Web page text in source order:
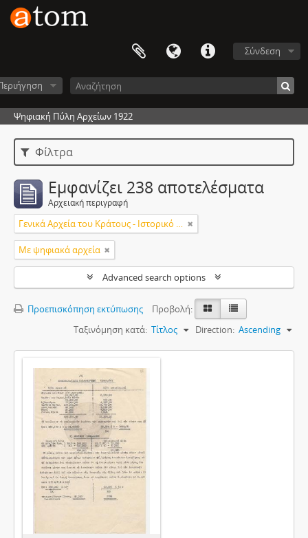
Σύνδεση
Ψηφιακή Πύλη Αρχείων 1922
Φίλτρα
Εμφανίζει 238 αποτελέσματα
Αρχειακή περιγραφή
Γενικά Αρχεία του Κράτους - Ιστορικό Αρχείο Μακεδονίας
Με ψηφιακά αρχεία
Advanced search options
Προεπισκόπηση εκτύπωσης
Προβολή:
Ταξινόμηση κατά: Τίτλος Direction: Ascending